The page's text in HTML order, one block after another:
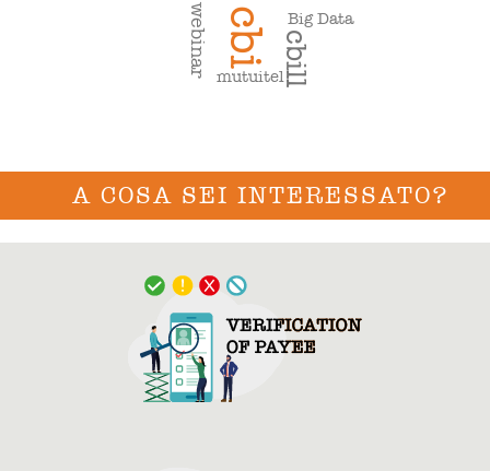
cbi cbill
webinar mutuitel
Big Data
A COSA SEI INTERESSATO?